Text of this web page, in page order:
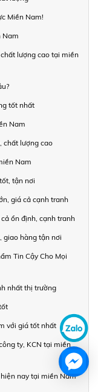
Miền Nam!
Nam
lượng cao tại miền
tốt nhất
Nam
chất lượng cao
Nam
tận nơi
giá cả cạnh tranh
ổn định, cạnh tranh
giao hàng tận nơi
Tin Cậy Cho Mọi
nhất thị trường
với giá tốt nhất
ty, KCN tại miền
nay tại miền Nam